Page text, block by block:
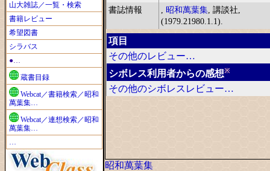
山大雑誌／一覧・検索
書籍レビュー
希望図書
シラバス
●…
蔵書目録
Webcat／書籍検索／昭和
萬葉集…
Webcat／連想検索／昭和
萬葉集…
…
書誌情報
, 昭和萬葉集, 講談社,
(1979.21980.1.1).
項目
その他のレビュー…
シボレス利用者からの感想※
その他のシボレスレビュー…
昭和萬葉集